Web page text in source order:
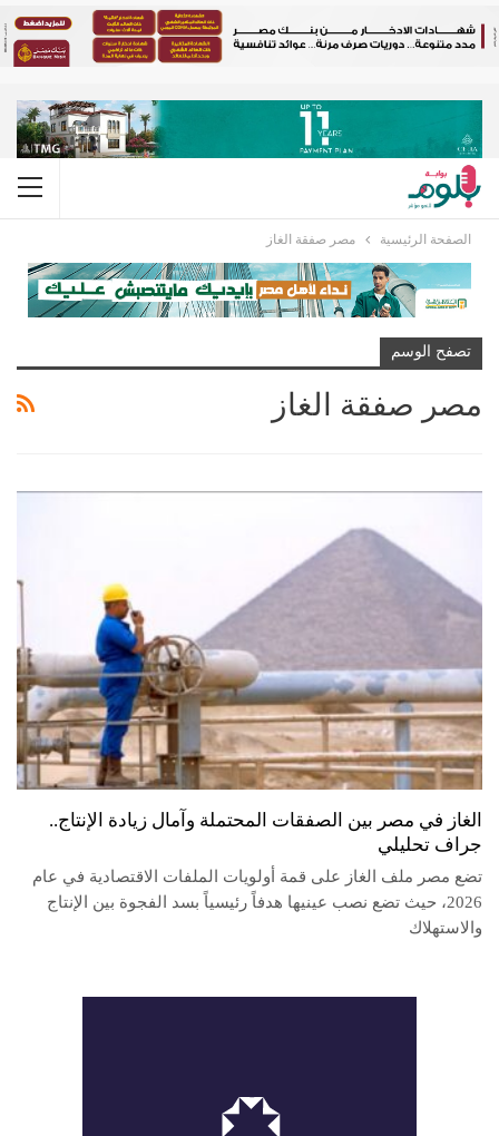
الصفحة الرئيسية مصر صفقة الغاز
تصفح الوسم
مصر صفقة الغاز
الغاز في مصر بين الصفقات المحتملة وآمال زيادة الإنتاج..
جراف تحليلي
تضع مصر ملف الغاز على قمة أولويات الملفات الاقتصادية في عام
2026، حيث تضع نصب عينيها هدفاً رئيسياً بسد الفجوة بين الإنتاج
والاستهلاك